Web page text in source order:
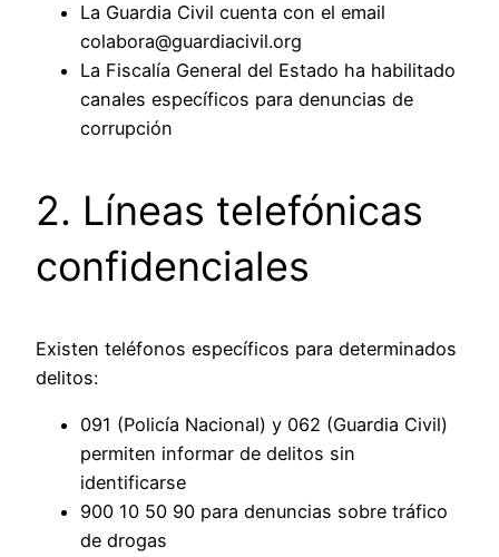
La Guardia Civil cuenta con el email
colabora@guardiacivil.org
La Fiscalía General del Estado ha habilitado
canales específicos para denuncias de
corrupción
2. Líneas telefónicas
confidenciales
Existen teléfonos específicos para determinados
delitos:
091 (Policía Nacional) y 062 (Guardia Civil)
permiten informar de delitos sin
identificarse
900 10 50 90 para denuncias sobre tráfico
de drogas